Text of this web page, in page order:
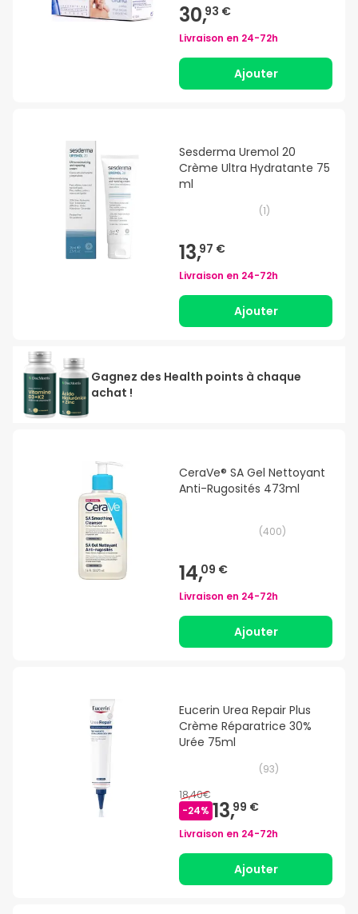
30,93 €
Livraison en 24-72h
Ajouter
Sesderma Uremol 20
Crème Ultra Hydratante 75
ml
(1)
13,97 €
Livraison en 24-72h
Ajouter
Gagnez des Health points à chaque
achat !
CeraVe® SA Gel Nettoyant
Anti-Rugosités 473ml
(400)
14,09 €
Livraison en 24-72h
Ajouter
Eucerin Urea Repair Plus
Crème Réparatrice 30%
Urée 75ml
(93)
18,40€
-24% 13,99 €
Livraison en 24-72h
Ajouter